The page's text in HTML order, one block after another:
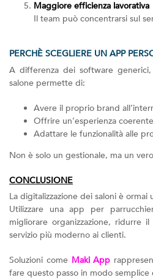
Maggiore efficienza lavorativa
Il team può concentrarsi sul
PERCHÈ SCEGLIERE UN APP
A differenza dei software
salone permette di:
Avere il proprio brand
Offrire un’esperienza
Adattare le funzionalità alle
Non è solo un gestionale, ma un
CONCLUSIONE
La digitalizzazione dei saloni è ormai
Utilizzare una app per
migliorare organizzazione, ridurre
servizio più moderno ai clienti.
Soluzioni come Maki App
fare questo passo in modo semplice